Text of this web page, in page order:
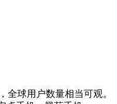
全球用户数量相当可观。